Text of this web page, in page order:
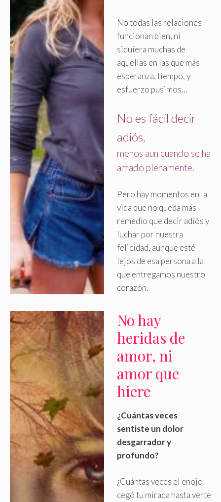
No todas las relaciones
funcionan bien, ni
siquiera muchas de
aquellas en las que más
esperanza, tiempo, y
esfuerzo pusimos…
No es fácil decir
adiós,
menos aun cuando se ha
amado plenamente.
Pero hay momentos en la
vida que no queda más
remedio que decir adiós y
luchar por nuestra
felicidad, aunque esté
lejos de esa persona a la
que entregamos nuestro
corazón.
No hay
heridas de
amor, ni
amor que
hiere
¿Cuántas veces
sentiste un dolor
desgarrador y
profundo?
¿Cuántas veces el enojo
cegó tu mirada hasta verte